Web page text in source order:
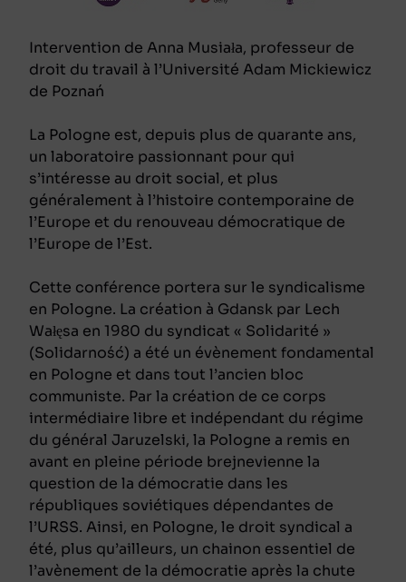
Intervention de Anna Musiała, professeur de
droit du travail à l’Université Adam Mickiewicz
de Poznań
La Pologne est, depuis plus de quarante ans,
un laboratoire passionnant pour qui
s’intéresse au droit social, et plus
généralement à l’histoire contemporaine de
l’Europe et du renouveau démocratique de
l’Europe de l’Est.
Cette conférence portera sur le syndicalisme
en Pologne. La création à Gdansk par Lech
Wałęsa en 1980 du syndicat « Solidarité »
(Solidarność) a été un évènement fondamental
en Pologne et dans tout l’ancien bloc
communiste. Par la création de ce corps
intermédiaire libre et indépendant du régime
du général Jaruzelski, la Pologne a remis en
avant en pleine période brejnevienne la
question de la démocratie dans les
républiques soviétiques dépendantes de
l’URSS. Ainsi, en Pologne, le droit syndical a
été, plus qu’ailleurs, un chainon essentiel de
l’avènement de la démocratie après la chute